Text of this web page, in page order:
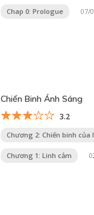
Chap 0: Prologue 07/
Chiến Binh Ánh Sáng
3.2
Chương 2: Chiến binh của
Chương 1: Linh cảm